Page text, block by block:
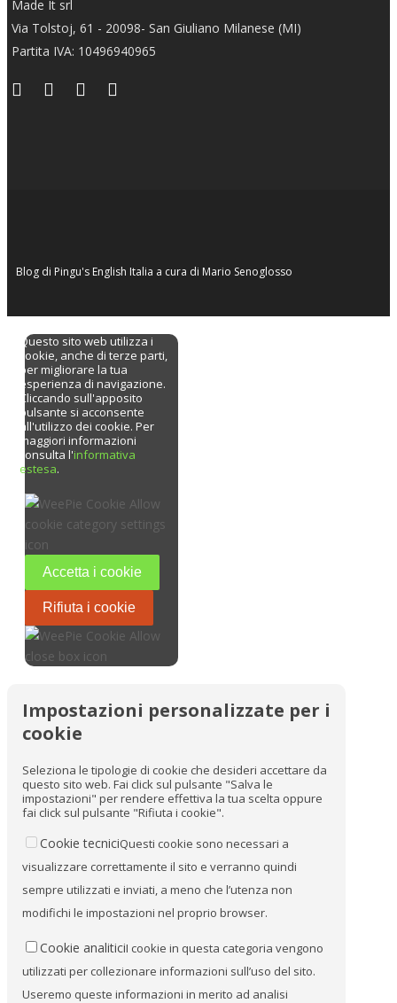
Made It srl
Via Tolstoj, 61 - 20098- San Giuliano Milanese (MI)
Partita IVA: 10496940965
Blog di Pingu's English Italia a cura di Mario Senoglosso
Questo sito web utilizza i
cookie, anche di terze parti,
per migliorare la tua
esperienza di navigazione.
Cliccando sull'apposito
pulsante si acconsente
all'utilizzo dei cookie. Per
maggiori informazioni
consulta l'informativa
estesa.
Accetta i cookie
Rifiuta i cookie
Impostazioni personalizzate per i
cookie
Seleziona le tipologie di cookie che desideri accettare da
questo sito web. Fai click sul pulsante "Salva le
impostazioni" per rendere effettiva la tua scelta oppure
fai click sul pulsante "Rifiuta i cookie".
Cookie tecniciQuesti cookie sono necessari a
visualizzare correttamente il sito e verranno quindi
sempre utilizzati e inviati, a meno che l’utenza non
modifichi le impostazioni nel proprio browser.
Cookie analiticiI cookie in questa categoria vengono
utilizzati per collezionare informazioni sull’uso del sito.
Useremo queste informazioni in merito ad analisi